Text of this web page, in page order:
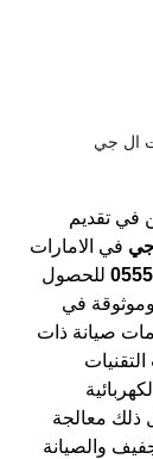
ال جي
في تقديم
جي في الامارات
للحصول
في
صيانة ذات
ذلك معالجة
والصيانة